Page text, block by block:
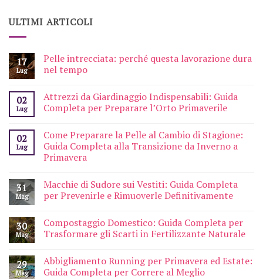
ULTIMI ARTICOLI
17
Lug
Pelle intrecciata: perché questa lavorazione dura
nel tempo
02
Lug
Attrezzi da Giardinaggio Indispensabili: Guida
Completa per Preparare l’Orto Primaverile
02
Lug
Come Preparare la Pelle al Cambio di Stagione:
Guida Completa alla Transizione da Inverno a
Primavera
31
Mag
Macchie di Sudore sui Vestiti: Guida Completa
per Prevenirle e Rimuoverle Definitivamente
30
Mag
Compostaggio Domestico: Guida Completa per
Trasformare gli Scarti in Fertilizzante Naturale
29
Mag
Abbigliamento Running per Primavera ed Estate:
Guida Completa per Correre al Meglio